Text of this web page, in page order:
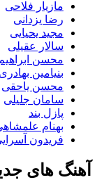
مازیار فلاحی
رضا یزدانی
مجید یحیایی
سالار عقیلی
محسن
بنیامین بهادری
محسن یاحقی
سامان جلیلی
پازل بند
بهنام
فریدون
آهنگ های